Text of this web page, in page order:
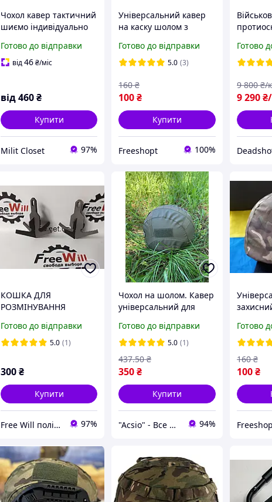
Чохол кавер тактичний
шиємо індивідуально
Готово до відправки
від46₴/міс
від460₴
Купити
Milit Closet 97%
Універсальний кавер
на каску шолом з
мультикам чохол
камуфляжний
Готово до відправки
5.0 (3)
100₴
160 ₴
Купити
Freeshopt 100%
Горжет
Готово
9 290
9 800 ₴/
КОШКА ДЛЯ
РОЗМІНУВАННЯ
Готово до відправки
5.0 (1)
300₴
Купити
Free Will поліуретанові сайлентблоки і втулки 97%
Чохол на шолом. Кавер
універсальний для
Готово до відправки
5.0 (1)
350₴
437.50 ₴
Купити
"Acsio" - Все для активного життя в одному місці 94%
вухами
Готово
100 ₴
160 ₴